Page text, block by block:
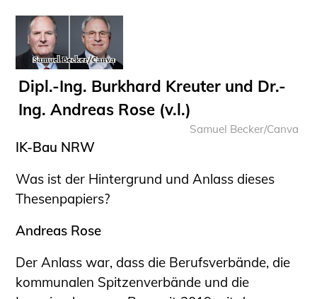
Sachverständige
Prüfsachverständige
Qualifizierte Tragwerksplaner/-innen
Bauvorlageberechtigte
Sachkundige für Zustands- und
Funktionsprüfung privater
Vereinbarungen mit
Ingenieurkammern
Büronachfolge
Geschützter Bereich
Informationen für Auftraggeber und
Verbraucher
Dipl.-Ing. Burkhard Kreuter und Dr.-
Ing. Andreas Rose (v.l.)
Samuel Becker/Canva
IK-Bau NRW
Was ist der Hintergrund und Anlass dieses
Thesenpapiers?
Andreas Rose
Der Anlass war, dass die Berufsverbände, die
kommunalen Spitzenverbände und die